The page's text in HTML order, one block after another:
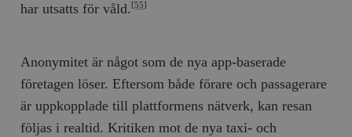
har utsatts för våld. [55]
Anonymitet är något som de nya app-baserade
företagen löser. Eftersom både förare och passagerare
är uppkopplade till plattformens nätverk, kan resan
följas i realtid. Kritiken mot de nya taxi- och